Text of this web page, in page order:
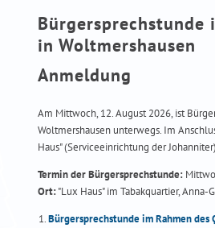
Bürgersprechstunde
in Woltmershausen
Anmeldung
Am Mittwoch, 12. August 2026, ist
Woltmershausen unterwegs. Im
Haus" (Serviceeinrichtung der
Termin der Bürgersprechstunde:
Ort:"Lux Haus" im Tabakquartier,
Bürgersprechstunde im Rahmen